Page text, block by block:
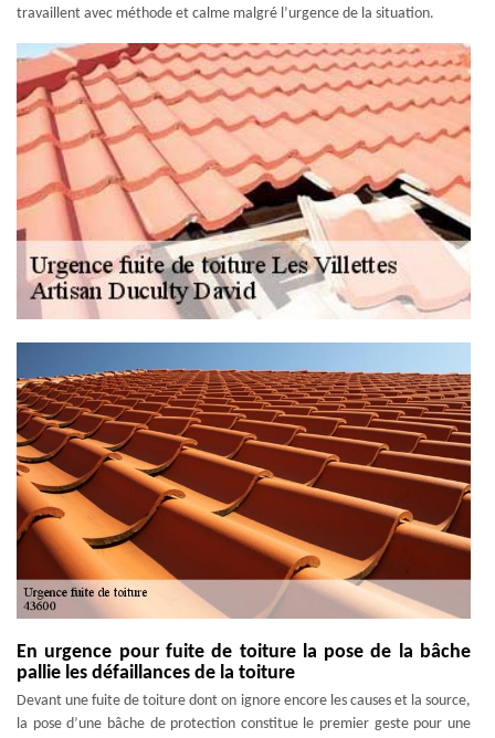
travaillent avec méthode et calme malgré l’urgence de la situation.
En urgence pour fuite de toiture la pose de la bâche
pallie les défaillances de la toiture
Devant une fuite de toiture dont on ignore encore les causes et la source,
la pose d’une bâche de protection constitue le premier geste pour une